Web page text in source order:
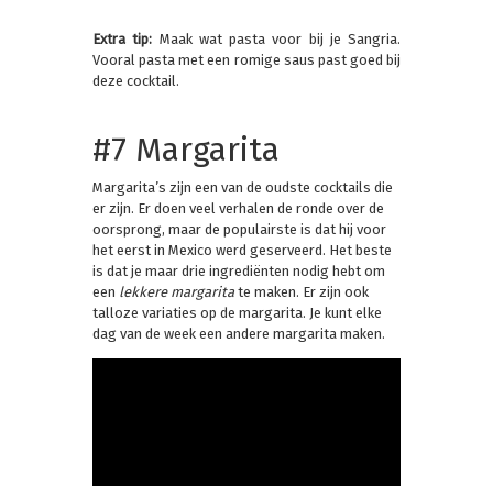
Extra tip: Maak wat pasta voor bij je Sangria.
Vooral pasta met een romige saus past goed bij
deze cocktail.
#7 Margarita
Margarita’s zijn een van de oudste cocktails die
er zijn. Er doen veel verhalen de ronde over de
oorsprong, maar de populairste is dat hij voor
het eerst in Mexico werd geserveerd. Het beste
is dat je maar drie ingrediënten nodig hebt om
een lekkere margarita te maken. Er zijn ook
talloze variaties op de margarita. Je kunt elke
dag van de week een andere margarita maken.